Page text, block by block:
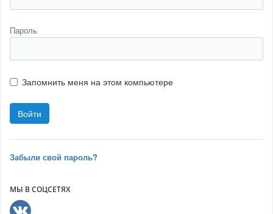
Пароль
Запомнить меня на этом компьютере
Забыли свой пароль?
МЫ В СОЦСЕТЯХ